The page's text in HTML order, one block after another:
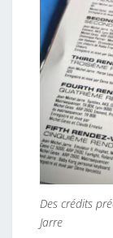
Des crédits
Jarre